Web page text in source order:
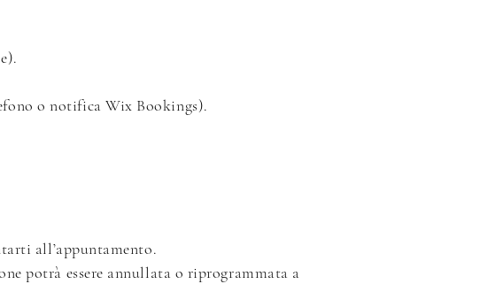
o notifica Wix Bookings).
all’appuntamento.
potrà essere annullata o riprogrammata a